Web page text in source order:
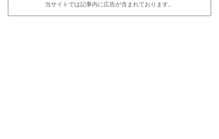
当サイトでは記事内に広告が含まれております。